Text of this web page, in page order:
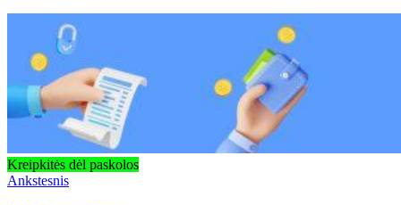
Kreipkitės dėl paskolos
Ankstesnis